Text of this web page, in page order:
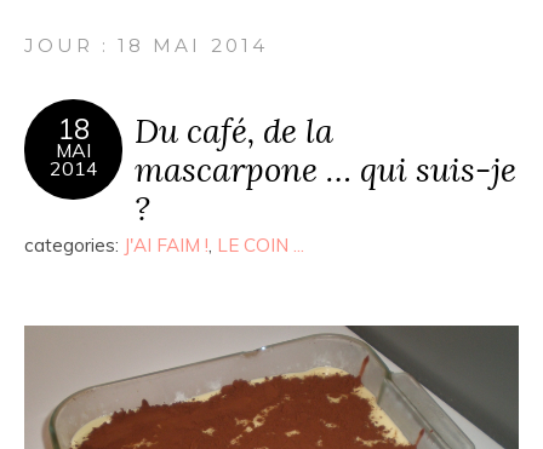
JOUR : 18 MAI 2014
18
MAI
2014
Du café, de la
mascarpone … qui suis-je
?
categories: J'AI FAIM !, LE COIN ...